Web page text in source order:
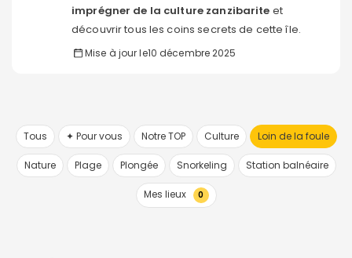
imprégner de la culture zanzibarite et
découvrir tous les coins secrets de cette île.
Mise à jour le10 décembre 2025
Tous ✦ Pour vous Notre TOP Culture Loin de la foule
Nature Plage Plongée Snorkeling Station balnéaire
Mes lieux 0